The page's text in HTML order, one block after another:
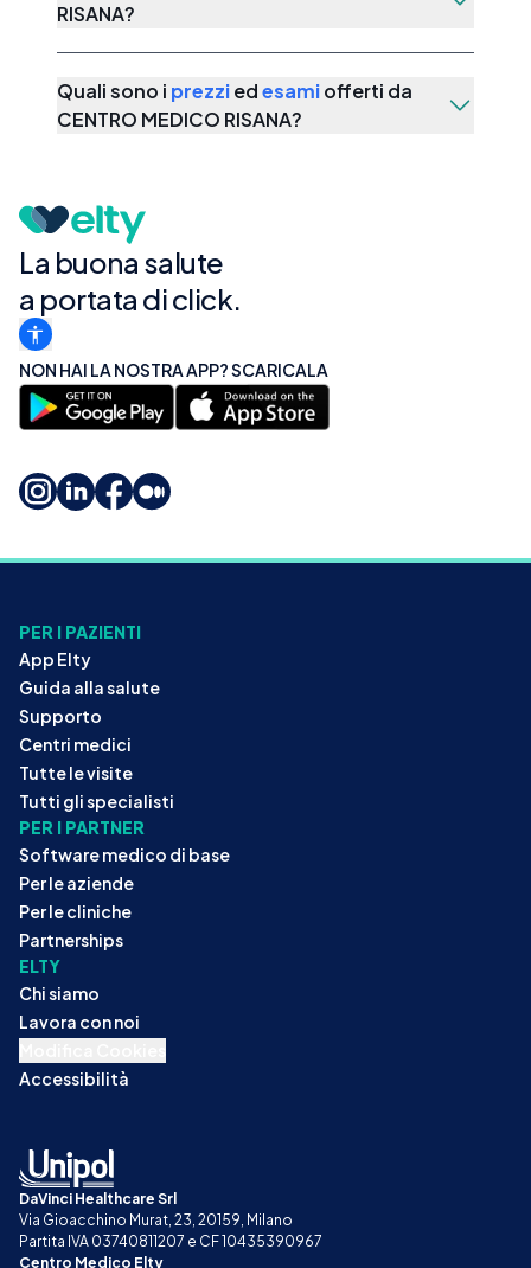
RISANA?
Quali sono i prezziedesamiofferti da
CENTRO MEDICO RISANA?
La buona salute
a portata di click.
NON HAI LA NOSTRA APP? SCARICALA
PER I PAZIENTI
App Elty
Guida alla salute
Supporto
Centri medici
Tutte le visite
Tutti gli specialisti
PER I PARTNER
Software medico di base
Per le aziende
Per le cliniche
Partnerships
ELTY
Chi siamo
Lavora con noi
Accessibilità
DaVinci Healthcare Srl
Via Gioacchino Murat, 23, 20159, Milano
Partita IVA 03740811207 e CF 10435390967
Centro Medico Elty